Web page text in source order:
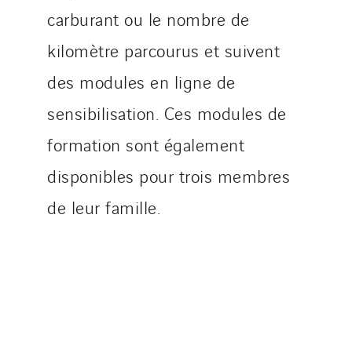
carburant ou le nombre de
kilomètre parcourus et suivent
des modules en ligne de
sensibilisation. Ces modules de
formation sont également
disponibles pour trois membres
de leur famille.
Romania
Spain
Sweden
Switzerland
United Kingdom